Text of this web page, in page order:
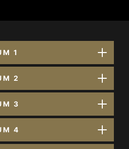
1
2
3
4